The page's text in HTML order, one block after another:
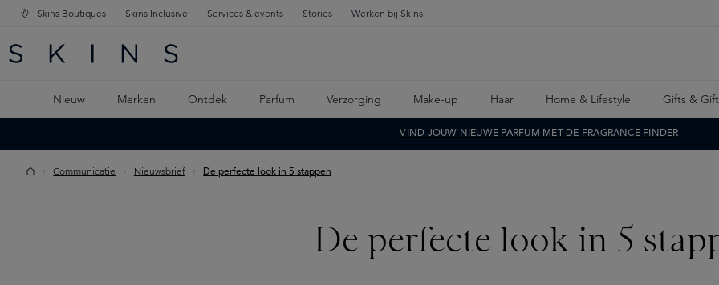
NAVIGATIE
DE HOOFDINHOUD
Skins Boutiques Skins Inclusive Services & events Stories Werken bij Skins
Nieuw Merken Ontdek Parfum Verzorging Make-up Haar Home & Lifestyle Gifts &
VIND JOUW NIEUWE PARFUM MET DE FRAGRANCE FINDER
Communicatie Nieuwsbrief De perfecte look in 5 stappen
De perfecte look in 5